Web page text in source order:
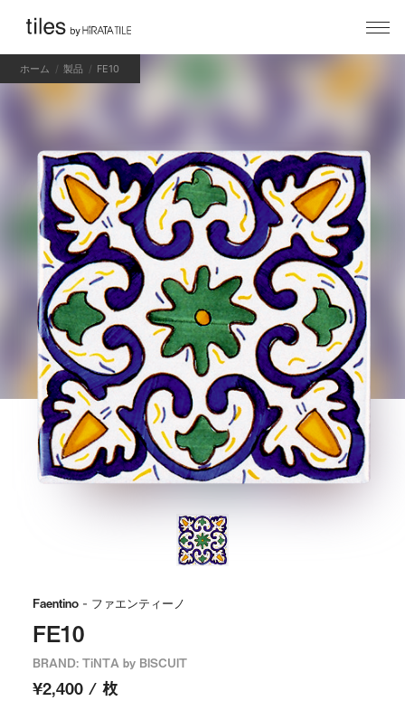
ホーム 製品 FE10
Faentino - ファエンティーノ
FE10
BRAND: TiNTA by BISCUIT
¥2,400 / 枚